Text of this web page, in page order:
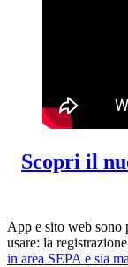
Scopri il
App e sito web sono
usare: la
in area SEPA e sia